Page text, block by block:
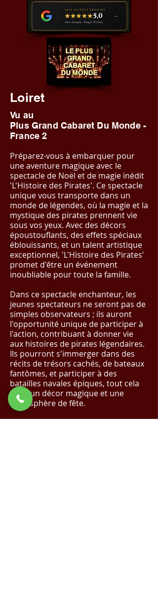
Loiret
Vu au
Plus Grand Cabaret Du Monde -
France 2
Préparez-vous à embarquer pour
une aventure magique avec le
spectacle de Noël et de magie inédit
'L'Histoire des Pirates'. Ce spectacle
unique vous transporte dans un
monde de légendes, où la magie et la
mystique des pirates prennent vie
sous vos yeux. Avec des décors
époustouflants, des effets spéciaux
éblouissants, et un talent artistique
exceptionnel, 'L'Histoire des Pirates'
promet d'être un événement
inoubliable pour toute la famille.
Dans ce spectacle enchanteur, les
jeunes spectateurs ne seront pas de
simples observateurs ; ils auront
l'opportunité unique de participer à
l'action, contribuant à donner vie
aux histoires de pirates légendaires.
Ils pourront s'immerger dans des
récits de trésors cachés, de bateaux
fantômes, et participer à des
batailles navales épiques, tout cela
dans un décor magique et une
atmosphère de fête.